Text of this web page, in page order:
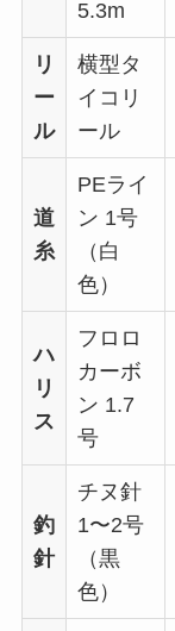
5.3m
リ
ー
ル
横型タ
イコリ
ール
道
糸
PEライ
ン 1号
（白
色）
ハ
リ
ス
フロロ
カーボ
ン 1.7
号
釣
針
チヌ針
1〜2号
（黒
色）